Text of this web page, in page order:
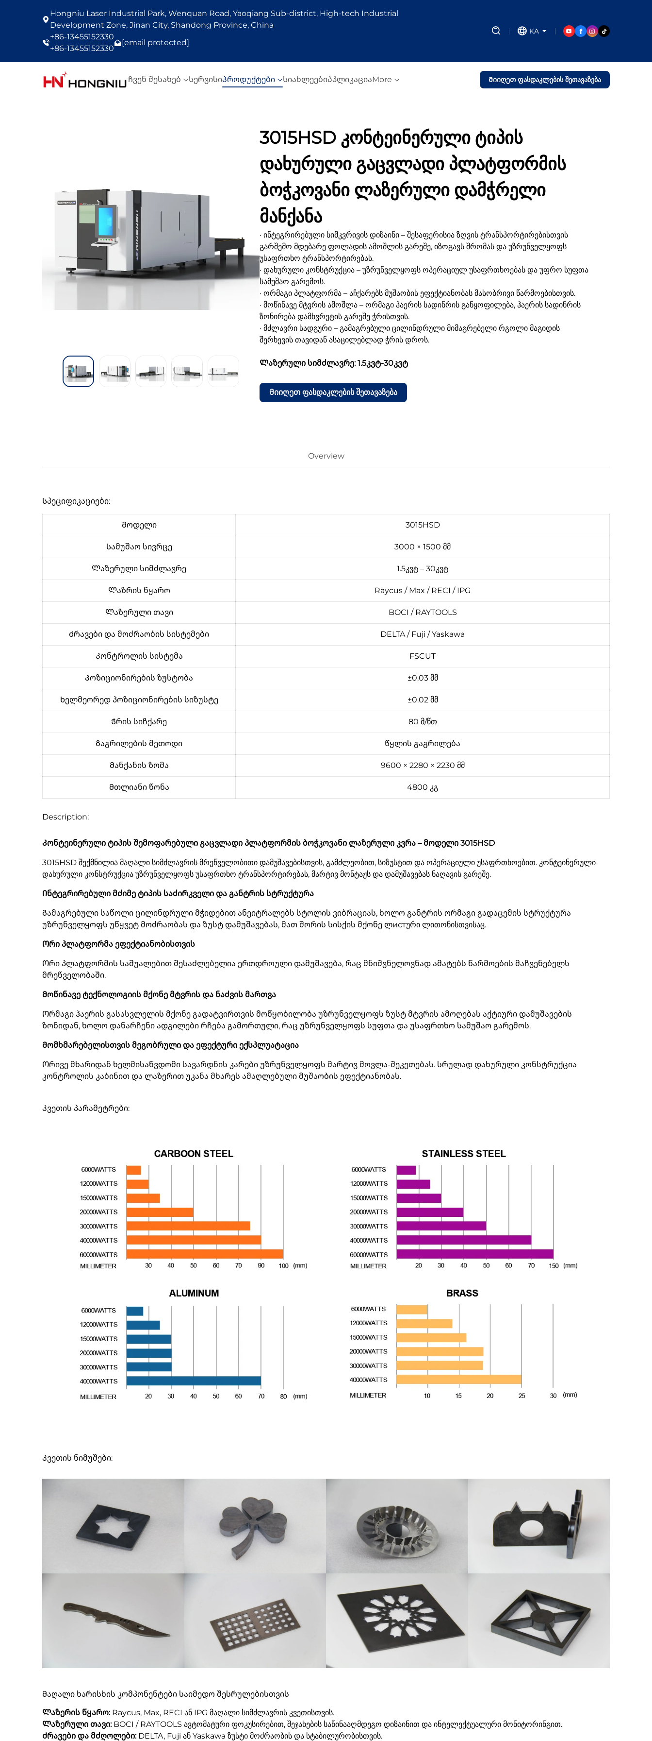
Hongniu Laser Industrial Park, Wenquan Road, Yaoqiang Sub-district, High-tech Industrial
Development Zone, Jinan City, Shandong Province, China
+86-13455152330
+86-13455152330
[email protected]
KA
Ჩვენ შესახებ ᲡერვისიᲞროდუქტები ᲡიახლეებიᲐპლიკაციაMore Მიიღეთ ფასდაკლების შეთავაზება
3015HSD კონტეინერული ტიპის
დახურული გაცვლადი პლატფორმის
ბოჭკოვანი ლაზერული დამჭრელი
მანქანა
· ინტეგრირებული სიმკვრივის დიზაინი – შესაფერისია ზღვის ტრანსპორტირებისთვის
გარშემო მდებარე ფოლადის ამოშლის გარეშე, იზოგავს შრომას და უზრუნველყოფს
უსაფრთხო ტრანსპორტირებას.
· დახურული კონსტრუქცია – უზრუნველყოფს ოპერაციულ უსაფრთხოებას და უფრო სუფთა
სამუშაო გარემოს.
· ორმაგი პლატფორმა – აჩქარებს მუშაობის ეფექტიანობას მასობრივი წარმოებისთვის.
· მოწინავე მტვრის ამოშლა – ორმაგი ჰაერის სადინრის განყოფილება, ჰაერის სადინრის
ზონირება დამხვრეტის გარეშე ჭრისთვის.
· მძლავრი სადგური – გამაგრებული ცილინდრული მიმაგრებელი რგოლი მაგიდის
შერხევის თავიდან ასაცილებლად ჭრის დროს.
Ლაზერული სიმძლავრე: 1.5კვტ-30კვტ
Მიიღეთ ფასდაკლების შეთავაზება
Overview
Სპეციფიკაციები:
Მოდელი 3015HSD
Სამუშაო სივრცე 3000 × 1500 მმ
Ლაზერული სიმძლავრე 1.5კვტ – 30კვტ
Ლაზრის წყარო Raycus / Max / RECI / IPG
Ლაზერული თავი BOCI / RAYTOOLS
Ძრავები და მოძრაობის სისტემები DELTA / Fuji / Yaskawa
Კონტროლის სისტემა FSCUT
Პოზიციონირების ზუსტობა ±0.03 მმ
Ხელმეორედ პოზიციონირების სიზუსტე ±0.02 მმ
Ჭრის სიჩქარე 80 მ/წთ
Გაგრილების მეთოდი Წყლის გაგრილება
Მანქანის ზომა 9600 × 2280 × 2230 მმ
Მთლიანი წონა 4800 კგ
Description:
Კონტეინერული ტიპის შემოფარებული გაცვლადი პლატფორმის ბოჭკოვანი ლაზერული კვრა – მოდელი 3015HSD
3015HSD შექმნილია მაღალი სიმძლავრის მრეწველობითი დამუშავებისთვის, გამძლეობით, სიზუსტით და ოპერაციული უსაფრთხოებით. კონტეინერული
დახურული კონსტრუქცია უზრუნველყოფს უსაფრთხო ტრანსპორტირებას, მარტივ მონტაჟს და დამუშავებას ნაღავის გარეშე.
Ინტეგრირებული მძიმე ტიპის საძირკველი და განტრის სტრუქტურა
Გამაგრებული საწოლი ცილინდრული მჭიდებით ანეიტრალებს სტოლის ვიბრაციას, ხოლო განტრის ორმაგი გადაცემის სტრუქტურა
უზრუნველყოფს უწყვეტ მოძრაობას და ზუსტ დამუშავებას, მათ შორის სისქის მქონე ლистური ლითონისთვისაც.
Ორი პლატფორმა ეფექტიანობისთვის
Ორი პლატფორმის საშუალებით შესაძლებელია ერთდროული დამუშავება, რაც მნიშვნელოვნად ამატებს წარმოების მაჩვენებელს
მრეწველობაში.
Მოწინავე ტექნოლოგიის მქონე მტვრის და ნაძვის მართვა
Ორმაგი ჰაერის გასასვლელის მქონე გადატვირთვის მოწყობილობა უზრუნველყოფს ზუსტ მტვრის ამოღებას აქტიური დამუშავების
ზონიდან, ხოლო დანარჩენი ადგილები რჩება გამორთული, რაც უზრუნველყოფს სუფთა და უსაფრთხო სამუშაო გარემოს.
Მომხმარებელისთვის მეგობრული და ეფექტური ექსპლუატაცია
Ორივე მხარიდან ხელმისაწვდომი სავარდნის კარები უზრუნველყოფს მარტივ მოვლა-შეკეთებას. სრულად დახურული კონსტრუქცია
კონტროლის კაბინით და ლაზერით უკანა მხარეს ამაღლებული მუშაობის ეფექტიანობას.
Კვეთის პარამეტრები:
Კვეთის ნიმუშები:
Მაღალი ხარისხის კომპონენტები საიმედო შესრულებისთვის
Ლაზერის წყარო: Raycus, Max, RECI ან IPG მაღალი სიმძლავრის კვეთისთვის.
Ლაზერული თავი: BOCI / RAYTOOLS ავტომატური ფოკუსირებით, შეჯახების საწინააღმდეგო დიზაინით და ინტელექტუალური მონიტორინგით.
Ძრავები და მძღოლები: DELTA, Fuji ან Yaskawa ზუსტი მოძრაობის და სტაბილურობისთვის.